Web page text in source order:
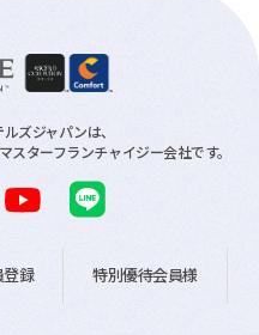
ズジャパンは、
ターフランチャイジー会社です。
録 特別優待会員様